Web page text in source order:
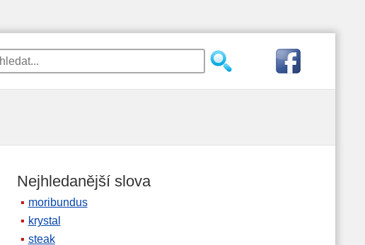
Nejhledanější slova
moribundus
krystal
steak